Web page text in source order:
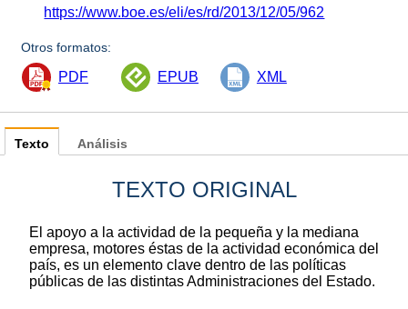
https://www.boe.es/eli/es/rd/2013/12/05/962
Otros formatos:
PDF EPUB XML
Texto
TEXTO ORIGINAL
El apoyo a la actividad de la pequeña y la mediana
empresa, motores éstas de la actividad económica del
país, es un elemento clave dentro de las políticas
públicas de las distintas Administraciones del Estado.
Análisis